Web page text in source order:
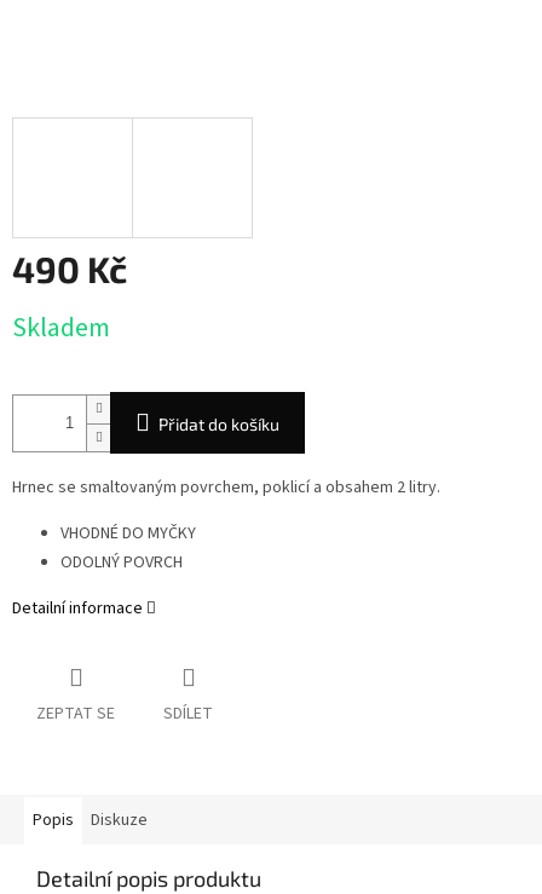
490 Kč
cena:
Skladem
Přidat do košíku
Hrnec se smaltovaným povrchem, poklicí a obsahem 2 litry.
VHODNÉ DO MYČKY
ODOLNÝ POVRCH
Detailní informace
ZEPTAT SE SDÍLET
Popis Diskuze
Detailní popis produktu